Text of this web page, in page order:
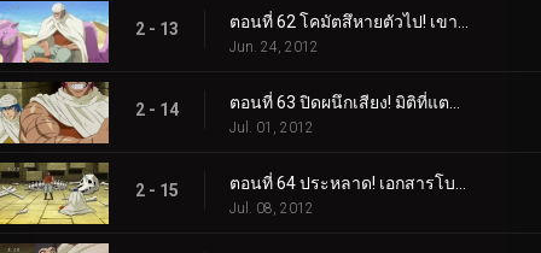
2 - 13
Jun. 24, 2012
2 - 14
Jul. 01, 2012
2 - 15
Jul. 08, 2012